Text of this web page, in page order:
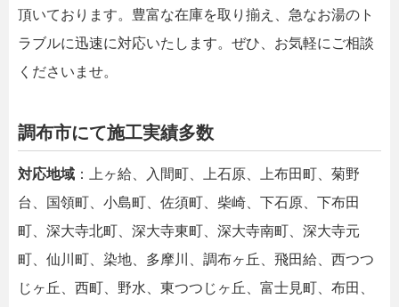
頂いております。豊富な在庫を取り揃え、急なお湯のト
ラブルに迅速に対応いたします。ぜひ、お気軽にご相談
くださいませ。
調布市にて施工実績多数
対応地域 ：上ヶ給、入間町、上石原、上布田町、菊野
台、国領町、小島町、佐須町、柴崎、下石原、下布田
町、深大寺北町、深大寺東町、深大寺南町、深大寺元
町、仙川町、染地、多摩川、調布ヶ丘、飛田給、西つつ
じヶ丘、西町、野水、東つつじヶ丘、富士見町、布田、